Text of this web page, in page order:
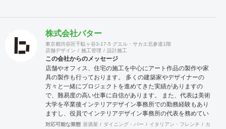
株式会社バター
東京都渋谷区千駄ヶ谷3-17-5 グエル・サカエ北参道1階
店舗デザイン
施工管理 設計施工
この会社からのメッセージ
店舗やオフィス、住宅の施工を中心にアート作品の製作や家
具の製作も行っております。 多くの建築家やデザイナーの
方々と一緒にプロジェクトを進めてきた実績がありますの
で、難易度の高い仕事に自信があります。 また、代表は美術
大学を卒業後インテリアデザイン事務所での勤務経験もあり
ますし、役員でインテリアデザイン事務所の代表を務めてい
る者もおり、社内に4名のデザイナーを有しています。 現場
対応可能な業態 居酒屋 ダイニング・バー イタリアン・フレンチ カフェ